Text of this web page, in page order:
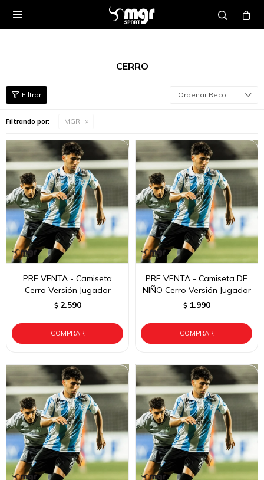

CERRO
Recomendados
Filtrando por: MGR
PRE VENTA - Camiseta
Cerro Versión Jugador
$ 2.590
PRE VENTA - Camiseta DE
NIÑO Cerro Versión Jugador
$ 1.990